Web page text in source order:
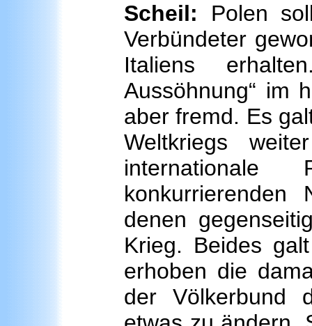
Scheil: Polen
Verbündeter
Italiens
Aussöhnung“ im
aber fremd. Es
Weltkriegs
konkurrierenden
denen
Krieg. Beides
erhoben die
der Völkerbund